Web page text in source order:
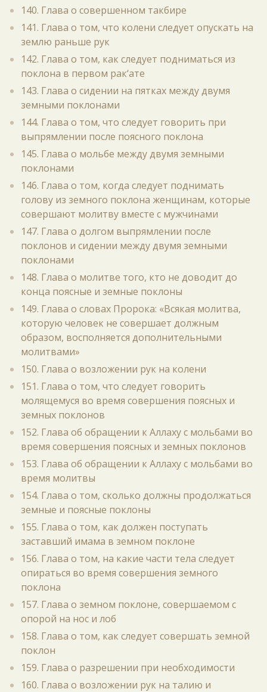
140. Глава о совершенном такбире
141. Глава о том, что колени следует опускать на
землю раньше рук
142. Глава о том, как следует подниматься из
поклона в первом рак‘ате
143. Глава о сидении на пятках между двумя
земными поклонами
144. Глава о том, что следует говорить при
выпрямлении после поясного поклона
145. Глава о мольбе между двумя земными
поклонами
146. Глава о том, когда следует поднимать
голову из земного поклона женщинам, которые
совершают молитву вместе с мужчинами
147. Глава о долгом выпрямлении после
поклонов и сидении между двумя земными
поклонами
148. Глава о молитве того, кто не доводит до
конца поясные и земные поклоны
149. Глава о словах Пророка: «Всякая молитва,
которую человек не совершает должным
образом, восполняется дополнительными
молитвами»
150. Глава о возложении рук на колени
151. Глава о том, что следует говорить
молящемуся во время совершения поясных и
земных поклонов
152. Глава об обращении к Аллаху с мольбами во
время совершения поясных и земных поклонов
153. Глава об обращении к Аллаху с мольбами во
время молитвы
154. Глава о том, сколько должны продолжаться
земные и поясные поклоны
155. Глава о том, как должен поступать
заставший имама в земном поклоне
156. Глава о том, на какие части тела следует
опираться во время совершения земного
поклона
157. Глава о земном поклоне, совершаемом с
опорой на нос и лоб
158. Глава о том, как следует совершать земной
поклон
159. Глава о разрешении при необходимости
160. Глава о возложении рук на талию и